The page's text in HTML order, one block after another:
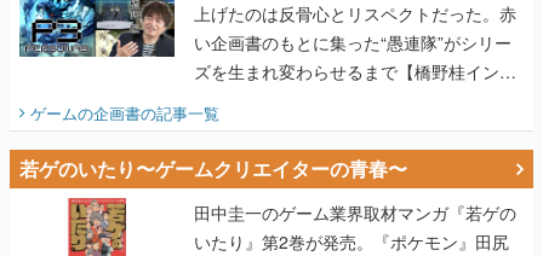
上げたのは反骨心とリスペクトだった。赤
い企画書のもとに集った“愚連隊”がシリー
ズを生まれ変わらせるまで【橋野桂インタ
ゲームの企画書の記事一覧
若ゲのいたり〜ゲームクリエイターの青春〜
田中圭一のゲーム業界取材マンガ『若ゲの
いたり』第2巻が発売。『ポケモン』田尻